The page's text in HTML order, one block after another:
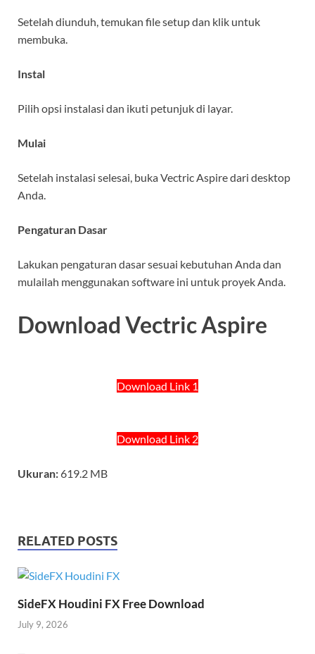
Setelah diunduh, temukan file setup dan klik untuk
membuka.
Instal
Pilih opsi instalasi dan ikuti petunjuk di layar.
Mulai
Setelah instalasi selesai, buka Vectric Aspire dari desktop
Anda.
Pengaturan Dasar
Lakukan pengaturan dasar sesuai kebutuhan Anda dan
mulailah menggunakan software ini untuk proyek Anda.
Download Vectric Aspire
Download Link 1
Download Link 2
Ukuran: 619.2 MB
RELATED POSTS
SideFX Houdini FX Free Download
July 9, 2026